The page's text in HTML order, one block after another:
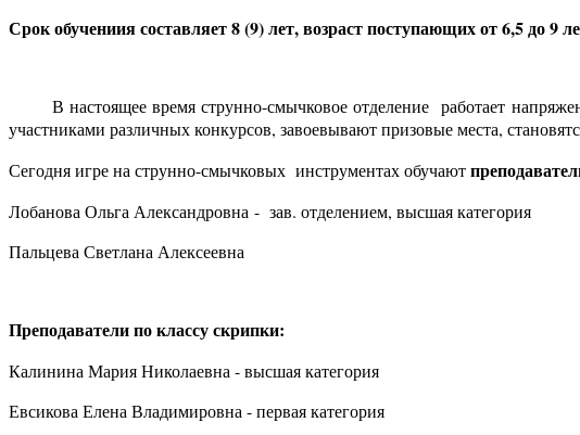
Срок обучениия составляет 8 (9) лет, возраст поступающих от 6,5 до 9
В настоящее время струнно-смычковое отделение работает
участниками различных конкурсов, завоевывают призовые места,
Сегодня игре на струнно-смычковых инструментах обучают
Лобанова Ольга Александровна - зав. отделением, высшая категория
Пальцева Светлана Алексеевна
Преподаватели по классу скрипки:
Калинина Мария Николаевна - высшая категория
Евсикова Елена Владимировна - первая категория